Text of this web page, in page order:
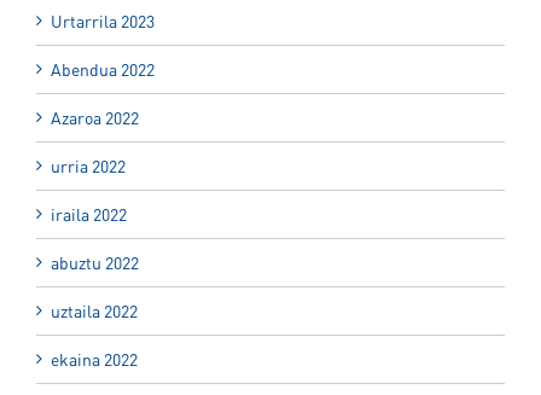
Urtarrila 2023
Abendua 2022
Azaroa 2022
urria 2022
iraila 2022
abuztu 2022
uztaila 2022
ekaina 2022